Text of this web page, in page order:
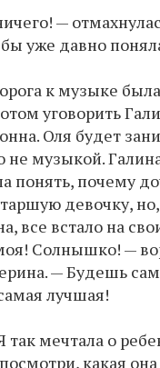
—
уже давно
к музыке
уговорить
Оля будет
не музыкой.
понять, почему
девочку, но,
все встало на
Солнышко! —
— Будешь
лучшая!
мечтала о
какая